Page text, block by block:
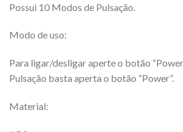
Possui 10 Modos de Pulsação.
Modo de uso:
Para ligar/desligar aperte o botão
Pulsação basta aperta o botão “Power”.
Material: